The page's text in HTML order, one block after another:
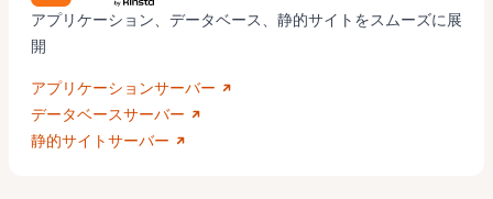
アプリケーション、データベース、静的サイトをスムーズに展
開
アプリケーションサーバー
データベースサーバー
静的サイトサーバー